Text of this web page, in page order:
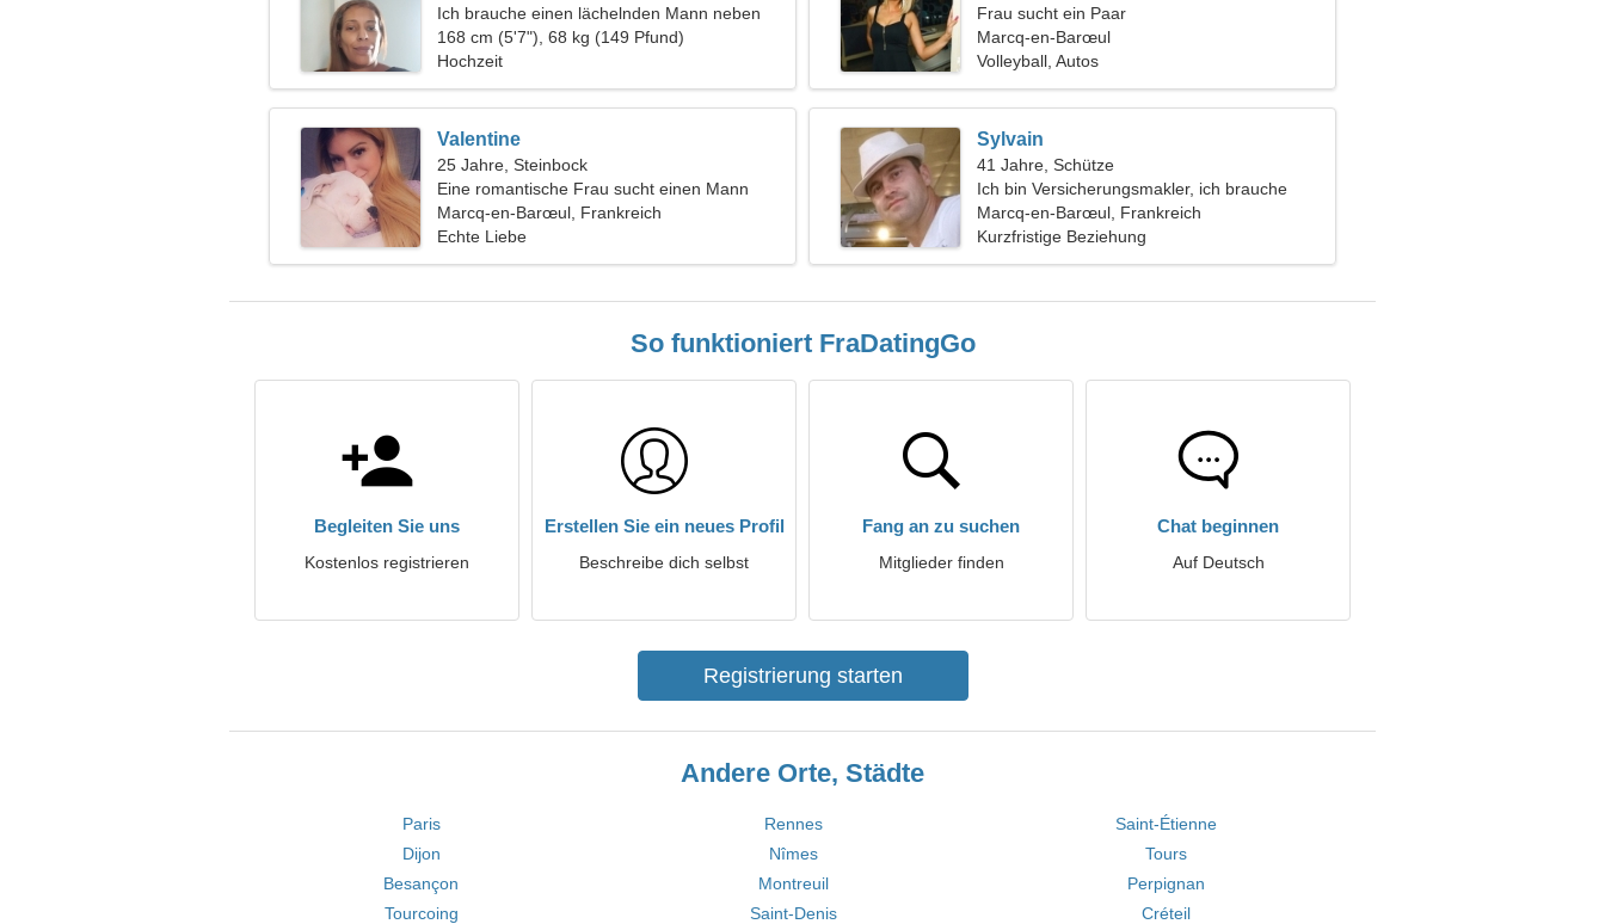
Ich brauche einen lächelnden Mann neben
mir
168 cm (5'7"), 68 kg (149 Pfund)
Hochzeit
Frau sucht ein Paar
Marcq-en-Barœul
Volleyball, Autos
Valentine
25 Jahre, Steinbock
Eine romantische Frau sucht einen Mann
Marcq-en-Barœul, Frankreich
Echte Liebe
Sylvain
41 Jahre, Schütze
Ich bin Versicherungsmakler, ich brauche
eine wundervolle Frau
Marcq-en-Barœul, Frankreich
Kurzfristige Beziehung
So funktioniert FraDatingGo
Begleiten Sie uns
Kostenlos registrieren
Erstellen Sie ein neues Profil
Beschreibe dich selbst
Fang an zu suchen
Mitglieder finden
Chat beginnen
Auf Deutsch
Registrierung starten
Andere Orte, Städte
Paris Rennes
Saint-Étienne
Dijon
Nîmes
Tours
Besançon
Montreuil
Perpignan
Tourcoing
Saint-Denis Créteil